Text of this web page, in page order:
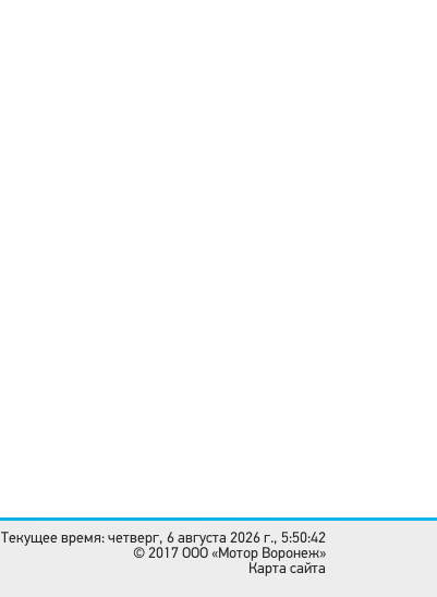
Текущее время: четверг, 6 августа 2026 г., 5:50:42
© 2017 OOO «Мотор Воронеж»
Карта сайта